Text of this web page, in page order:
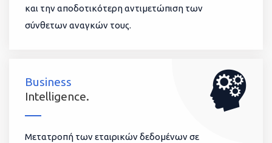
και την αποδοτικότερη αντιμετώπιση των
σύνθετων αναγκών τους.
Business
Intelligence.
Μετατροπή των εταιρικών δεδομένων σε